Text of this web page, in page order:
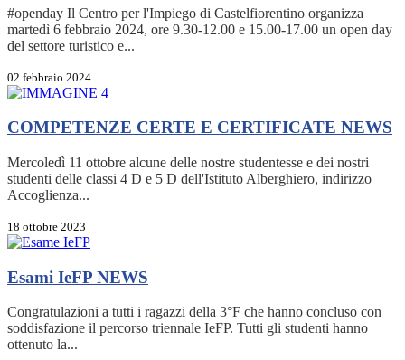
#openday Il Centro per l'Impiego di Castelfiorentino organizza
martedì 6 febbraio 2024, ore 9.30-12.00 e 15.00-17.00 un open day
del settore turistico e...
02 febbraio 2024
COMPETENZE CERTE E CERTIFICATE NEWS
Mercoledì 11 ottobre alcune delle nostre studentesse e dei nostri
studenti delle classi 4 D e 5 D dell'Istituto Alberghiero, indirizzo
Accoglienza...
18 ottobre 2023
Esami IeFP NEWS
Congratulazioni a tutti i ragazzi della 3°F che hanno concluso con
soddisfazione il percorso triennale IeFP. Tutti gli studenti hanno
ottenuto la...